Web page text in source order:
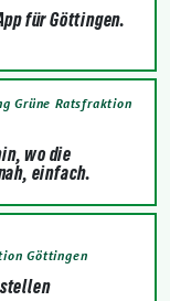
für Göttingen.
Grüne Ratsfraktion
wo die
einfach.
Göttingen